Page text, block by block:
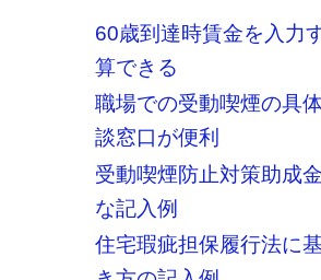
60歳到達時賃金を入力
算できる
職場での受動喫煙の具
談窓口が便利
受動喫煙防止対策助成
な記入例
住宅瑕疵担保履行法に